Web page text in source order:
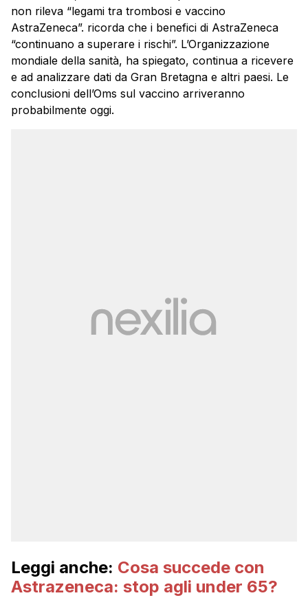
non rileva “legami tra trombosi e vaccino
AstraZeneca”. ricorda che i benefici di AstraZeneca
“continuano a superare i rischi”. L’Organizzazione
mondiale della sanità, ha spiegato, continua a ricevere
e ad analizzare dati da Gran Bretagna e altri paesi. Le
conclusioni dell’Oms sul vaccino arriveranno
probabilmente oggi.
Leggi anche: Cosa succede con
Astrazeneca: stop agli under 65?